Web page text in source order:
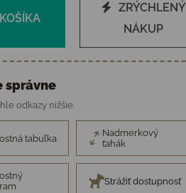
ZRÝCHLENÝ
NÁKUP
správne
odkazy nižšie.
tabuľka
Nadmerkový
ťahák
Strážiť dostupnosť